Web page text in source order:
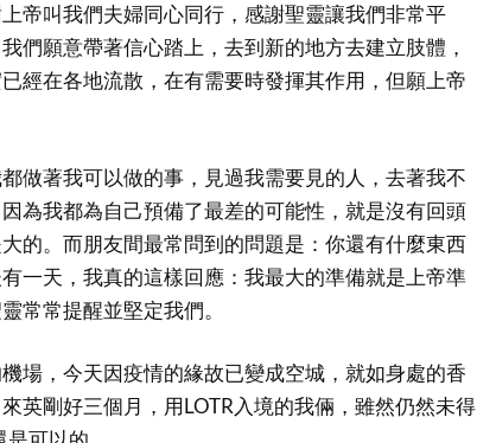
帝叫我們夫婦同心同行，感謝聖靈讓我們非常平
們願意帶著信心踏上，去到新的地方去建立肢體，
經在各地流散，在有需要時發揮其作用，但願上帝
做著我可以做的事，見過我需要見的人，去著我不
為我都為自己預備了最差的可能性，就是沒有回頭
的。而朋友間最常問到的問題是：你還有什麼東西
一天，我真的這樣回應：我最大的準備就是上帝準
常常提醒並堅定我們。
場，今天因疫情的緣故已變成空城，就如身處的香
英剛好三個月，用LOTR入境的我倆，雖然仍然未得